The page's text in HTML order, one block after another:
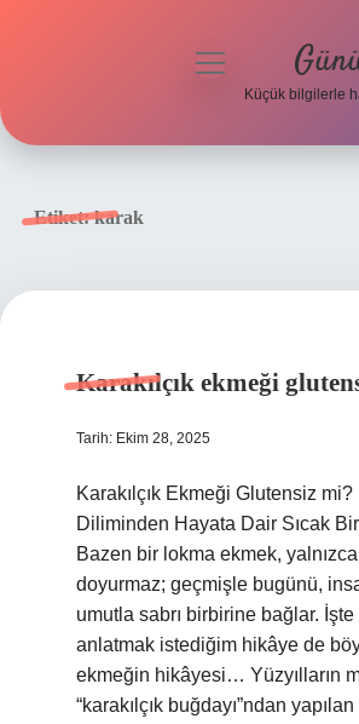
menüyü
Küçük bilgilerle
Etiket:karak
Karakılçık ekmeği
Tarih: Ekim 28, 2025
Karakılçık Ekmeği Glutensiz
Diliminden Hayata Dair Sıcak
Bazen bir lokma ekmek, yalnızca
doyurmaz; geçmişle bugünü,
umutla sabrı birbirine bağlar.
anlatmak istediğim hikâye de
ekmeğin hikâyesi… Yüzyılların
“karakılçık buğdayı”ndan